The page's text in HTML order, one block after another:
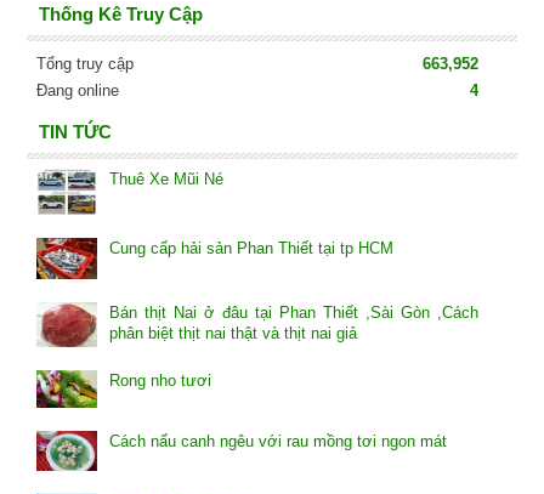
Thống Kê Truy Cập
Tổng truy cập
663,952
Đang online
4
TIN TỨC
Thuê Xe Mũi Né
Cung cấp hải sản Phan Thiết tại tp HCM
Bán thịt Nai ở đâu tại Phan Thiết ,Sài Gòn ,Cách
phân biệt thịt nai thật và thịt nai giả
Rong nho tươi
Cách nấu canh ngêu với rau mồng tơi ngon mát